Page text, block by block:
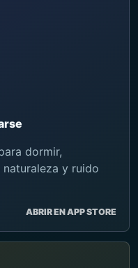
dormir,
y ruido
ABRIR EN APP STORE